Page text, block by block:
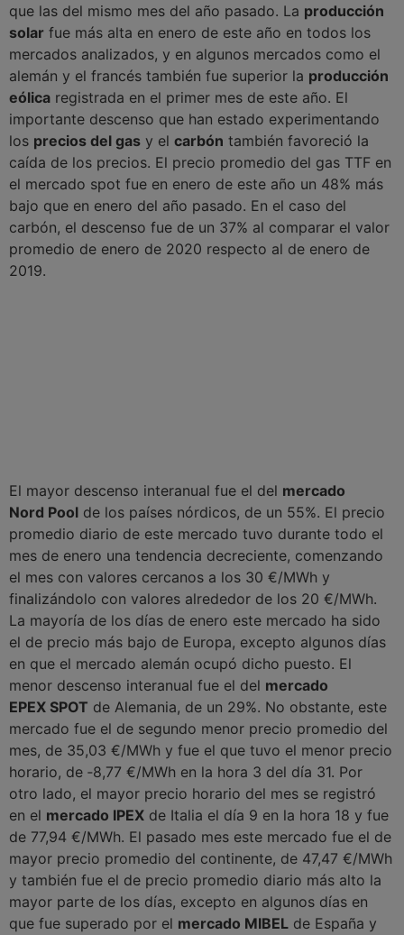
que las del mismo mes del año pasado. La producción
solar fue más alta en enero de este año en todos los
mercados analizados, y en algunos mercados como el
alemán y el francés también fue superior la producción
eólica registrada en el primer mes de este año. El
importante descenso que han estado experimentando
los precios del gas y el carbón también favoreció la
caída de los precios. El precio promedio del gas TTF en
el mercado spot fue en enero de este año un 48% más
bajo que en enero del año pasado. En el caso del
carbón, el descenso fue de un 37% al comparar el valor
promedio de enero de 2020 respecto al de enero de
2019.
El mayor descenso interanual fue el del mercado
Nord Pool de los países nórdicos, de un 55%. El precio
promedio diario de este mercado tuvo durante todo el
mes de enero una tendencia decreciente, comenzando
el mes con valores cercanos a los 30 €/MWh y
finalizándolo con valores alrededor de los 20 €/MWh.
La mayoría de los días de enero este mercado ha sido
el de precio más bajo de Europa, excepto algunos días
en que el mercado alemán ocupó dicho puesto. El
menor descenso interanual fue el del mercado
EPEX SPOT de Alemania, de un 29%. No obstante, este
mercado fue el de segundo menor precio promedio del
mes, de 35,03 €/MWh y fue el que tuvo el menor precio
horario, de ‑8,77 €/MWh en la hora 3 del día 31. Por
otro lado, el mayor precio horario del mes se registró
en el mercado IPEX de Italia el día 9 en la hora 18 y fue
de 77,94 €/MWh. El pasado mes este mercado fue el de
mayor precio promedio del continente, de 47,47 €/MWh
y también fue el de precio promedio diario más alto la
mayor parte de los días, excepto en algunos días en
que fue superado por el mercado MIBEL de España y